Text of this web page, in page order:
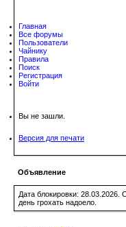
Главная
Все форумы
Пользователи
Чайнику
Правила
Поиск
Регистрация
Войти
Вы не зашли.
Версия для печати
Объявление
Дата блокировки: 28.03.2026.
день грохать надоело.